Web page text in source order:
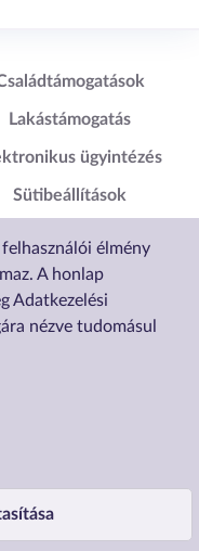
élmény
A honlap
Adatkezelési
nézve tudomásul
Lakástámogatás
ügyintézés
Sütibeállítások